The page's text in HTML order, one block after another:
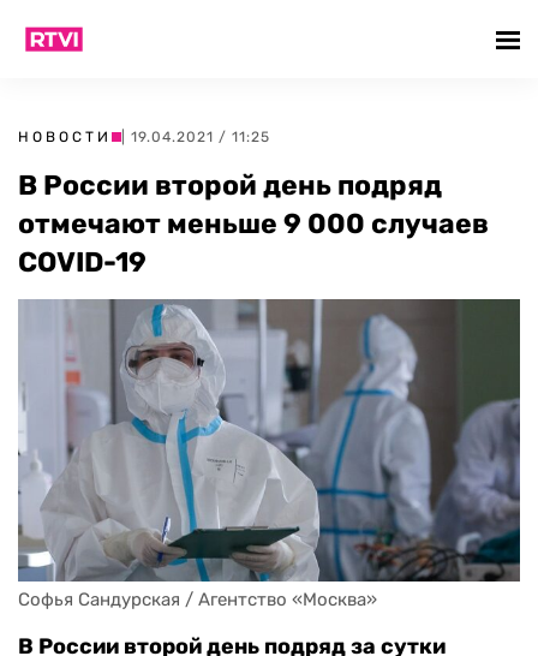
НОВОСТИ | 19.04.2021 / 11:25
В России второй день подряд
отмечают меньше 9 000 случаев
COVID-19
Софья Сандурская / Агентство «Москва»
В России второй день подряд за сутки